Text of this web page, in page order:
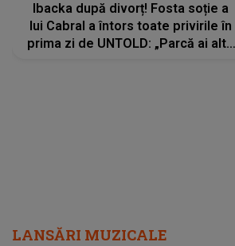
Ibacka după divorț! Fosta soție a
lui Cabral a întors toate privirile în
prima zi de UNTOLD: „Parcă ai altă
LANSĂRI MUZICALE